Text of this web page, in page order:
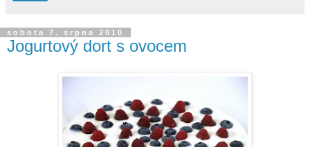
sobota 7. srpna 2010
Jogurtový dort s ovocem